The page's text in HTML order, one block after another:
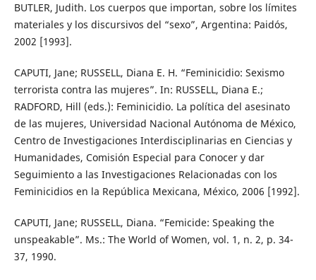
BUTLER, Judith. Los cuerpos que importan, sobre los límites
materiales y los discursivos del “sexo”, Argentina: Paidós,
2002 [1993].
CAPUTI, Jane; RUSSELL, Diana E. H. “Feminicidio: Sexismo
terrorista contra las mujeres”. In: RUSSELL, Diana E.;
RADFORD, Hill (eds.): Feminicidio. La política del asesinato
de las mujeres, Universidad Nacional Autónoma de México,
Centro de Investigaciones Interdisciplinarias en Ciencias y
Humanidades, Comisión Especial para Conocer y dar
Seguimiento a las Investigaciones Relacionadas con los
Feminicidios en la República Mexicana, México, 2006 [1992].
CAPUTI, Jane; RUSSELL, Diana. “Femicide: Speaking the
unspeakable”. Ms.: The World of Women, vol. 1, n. 2, p. 34-
37, 1990.